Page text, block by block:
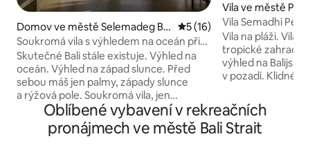
Domov ve městě Selemadeg Ba
rat
Průměrné hodnocení 5 z 5,
5 (16)
Soukromá vila s výhledem na oceán při
západu slunce · Pravý Bali · 2 pokoje
s bazénem
Skutečné Bali stále existuje. Výhled na
oceán. Výhled na západ slunce. Před
sebou máš jen palmy, západy slunce
a rýžová pole. Soukromá vila, jen
3 minuty chůze od prázdné pláže
s černým pískem. Dokonalá poloha,
a přesto obklopeno klidem: • 1 minuta
Vila ve městě
Vila Semadhi
Vila na pláži. Vila
tropické zahradě
výhled na
v pozadí. Klidné
a šnorchlování
přátelský
se postaral o tvé
Oblíbené vybavení v rekreačních
pronájmech ve městě Bali Strait